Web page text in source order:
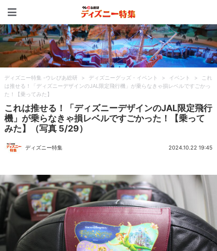
ディズニー特集 -ウレぴあ総研 > ディズニーグッズ・イベント > イベント >
これ
は推せる！「ディズニーデザインのJAL限定飛行機」が乗らなきゃ損レベルですごかっ
た！【乗ってみた】
これは推せる！「ディズニーデザインのJAL限定飛行
機」が乗らなきゃ損レベルですごかった！【乗って
みた】（写真 5/29）
ディズニー特集 2024.10.22 19:45